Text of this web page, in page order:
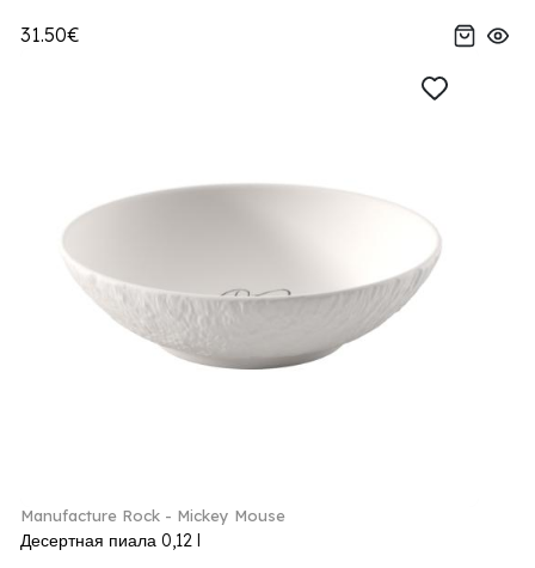
31.50€
Manufacture Rock - Mickey Mouse
Десертная пиала 0,12 l